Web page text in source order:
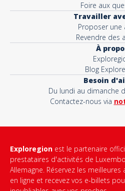
Foire aux
Travailler
Proposer une
Revendre des
À
Blog
Besoin
Du lundi au dimanche
Contactez-nous via
Exploregion est le partenaire
prestataires d'activités de
Allemagne. Réservez les
en ligne et recevez vos e-billets